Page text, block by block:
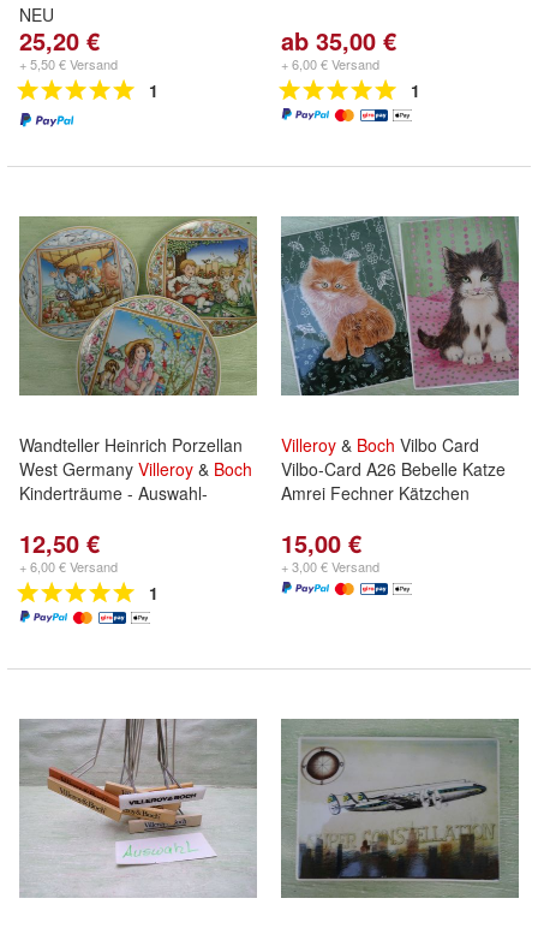
NEU
25,20 €
+ 5,50 € Versand
1
ab 35,00 €
+ 6,00 € Versand
1
Wandteller Heinrich Porzellan
West Germany Villeroy & Boch
Kinderträume - Auswahl-
12,50 €
+ 6,00 € Versand
1
Villeroy & Boch Vilbo Card
Vilbo-Card A26 Bebelle Katze
Amrei Fechner Kätzchen
15,00 €
+ 3,00 € Versand